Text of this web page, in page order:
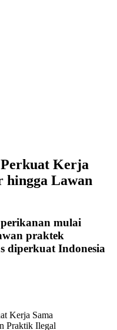
Kerja
hingga Lawan
mulai
praktek
diperkuat Indonesia